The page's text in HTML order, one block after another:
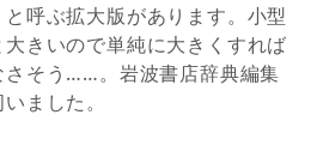
呼ぶ拡大版があります。小型
きいので単純に大きくすれば
さそう……。岩波書店辞典編集
ました。